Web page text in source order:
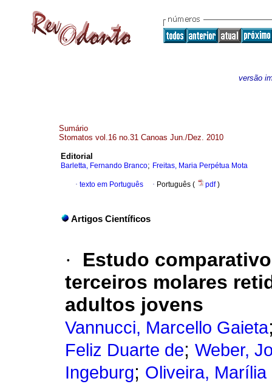
versão
Sumário
Stomatos vol.16 no.31 Canoas Jun./Dez. 2010
Editorial
Barletta, Fernando Branco; Freitas, Maria Perpétua Mota
· texto em Português · Português ( pdf)
Artigos Científicos
·
Estudo
terceiros molares
adultos jovens
Vannucci, Marcello Gaieta
Feliz Duarte de; Weber,
Ingeburg; Oliveira,